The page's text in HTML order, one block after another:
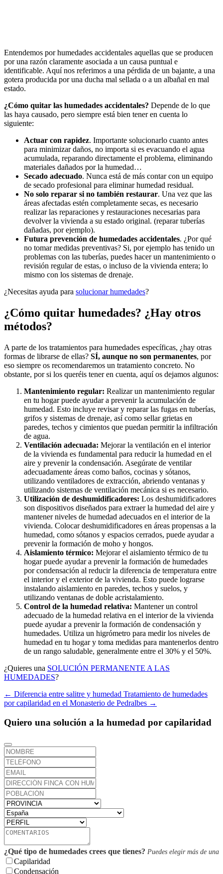
Entendemos por humedades accidentales aquellas que se producen
por una razón claramente asociada a un causa puntual e
identificable. Aquí nos referimos a una pérdida de un bajante, a una
gotera producida por una ducha mal sellada o a un albañal en mal
estado.
¿Cómo quitar las humedades accidentales? Depende de lo que
las haya causado, pero siempre está bien tener en cuenta lo
siguiente:
Actuar con rapidez. Importante solucionarlo cuanto antes
para minimizar daños, no importa si es evacuando el agua
acumulada, reparando directamente el problema, eliminando
materiales dañados por la humedad…
Secado adecuado. Nunca está de más contar con un equipo
de secado profesional para eliminar humedad residual.
No solo reparar si no también restaurar. Una vez que las
áreas afectadas estén completamente secas, es necesario
realizar las reparaciones y restauraciones necesarias para
devolver la vivienda a su estado original. (reparar tuberías
dañadas, por ejemplo).
Futura prevención de humedades accidentales. ¿Por qué
no tomar medidas preventivas? Si, por ejemplo has tenido un
problemas con las tuberías, puedes hacer un mantenimiento o
revisión regular de estas, o incluso de la vivienda entera; lo
mismo con los sistemas de drenaje.
¿Necesitas ayuda para solucionar humedades?
¿Cómo quitar humedades? ¿Hay otros
métodos?
A parte de los tratamientos para humedades específicas, ¿hay otras
formas de librarse de ellas? SÍ, aunque no son permanentes, por
eso siempre os recomendaremos un tratamiento concreto. No
obstante, por si los queréis tener en cuenta, aquí os dejamos algunos:
Mantenimiento regular: Realizar un mantenimiento regular
en tu hogar puede ayudar a prevenir la acumulación de
humedad. Esto incluye revisar y reparar las fugas en tuberías,
grifos y sistemas de drenaje, así como sellar grietas en
paredes, techos y cimientos que puedan permitir la infiltración
de agua.
Ventilación adecuada: Mejorar la ventilación en el interior
de la vivienda es fundamental para reducir la humedad en el
aire y prevenir la condensación. Asegúrate de ventilar
adecuadamente áreas como baños, cocinas y sótanos,
utilizando ventiladores de extracción, abriendo ventanas y
utilizando sistemas de ventilación mecánica si es necesario.
Utilización de deshumidificadores: Los deshumidificadores
son dispositivos diseñados para extraer la humedad del aire y
mantener niveles de humedad adecuados en el interior de la
vivienda. Colocar deshumidificadores en áreas propensas a la
humedad, como sótanos y espacios cerrados, puede ayudar a
prevenir la formación de moho y hongos.
Aislamiento térmico: Mejorar el aislamiento térmico de tu
hogar puede ayudar a prevenir la formación de humedades
por condensación al reducir la diferencia de temperatura entre
el interior y el exterior de la vivienda. Esto puede lograrse
instalando aislamiento en paredes, techos y suelos, y
utilizando ventanas de doble acristalamiento.
Control de la humedad relativa: Mantener un control
adecuado de la humedad relativa en el interior de la vivienda
puede ayudar a prevenir la formación de condensación y
humedades. Utiliza un higrómetro para medir los niveles de
humedad en tu hogar y toma medidas para mantenerlos dentro
de un rango saludable, generalmente entre el 30% y el 50%.
¿Quieres una SOLUCIÓN PERMANENTE A LAS
HUMEDADES?
← Diferencia entre salitre y humedad Tratamiento de humedades
por capilaridad en el Monasterio de Pedralbes →
Quiero una solución a la humedad por capilaridad
¿Qué tipo de humedades crees que tienes? Puedes elegir más de una
Capilaridad
Condensación